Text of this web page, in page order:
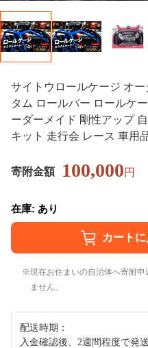
サイトウロールケージ オー
タム ロールバー ロールケ
ーダーメイド 剛性アップ
キット 走行会 レース 車用
寄附金額 100,000円
在庫: あり
現在お住まいの自治体へ寄附
ません。
配送時期：
入金確認後、2週間程度で発